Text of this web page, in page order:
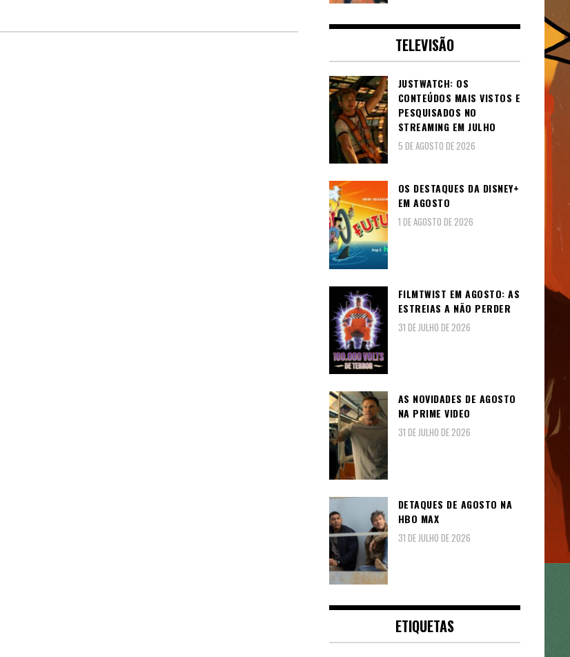
TELEVISÃO
JUSTWATCH: OS
CONTEÚDOS MAIS VISTOS E
PESQUISADOS NO
STREAMING EM JULHO
5 DE AGOSTO DE 2026
OS DESTAQUES DA DISNEY+
EM AGOSTO
1 DE AGOSTO DE 2026
FILMTWIST EM AGOSTO: AS
ESTREIAS A NÃO PERDER
31 DE JULHO DE 2026
AS NOVIDADES DE AGOSTO
NA PRIME VIDEO
31 DE JULHO DE 2026
DETAQUES DE AGOSTO NA
HBO MAX
31 DE JULHO DE 2026
ETIQUETAS